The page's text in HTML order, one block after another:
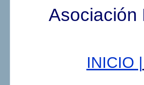
Asociación
INICIO |